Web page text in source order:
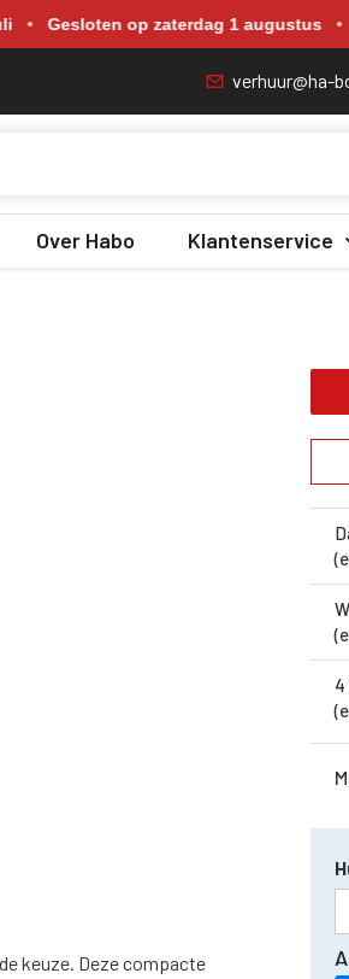
op zaterdag 1 augustus •
verhuur@ha-
Over Habo Klantenservice
keuze. Deze compacte
4